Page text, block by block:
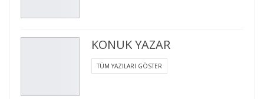
KONUK YAZAR
TÜM YAZILARI GÖSTER